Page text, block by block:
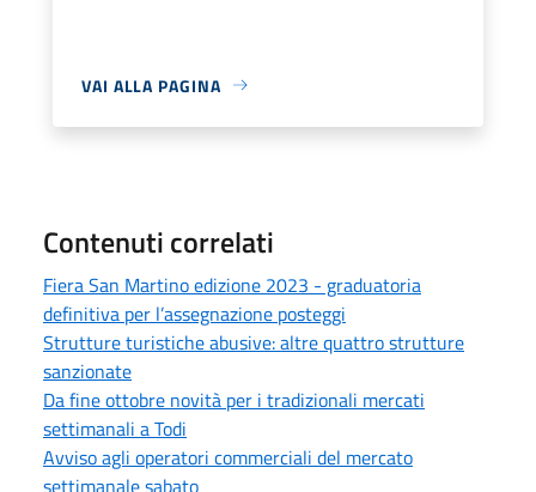
VAI ALLA PAGINA
Contenuti correlati
Fiera San Martino edizione 2023 - graduatoria
definitiva per l’assegnazione posteggi
Strutture turistiche abusive: altre quattro strutture
sanzionate
Da fine ottobre novità per i tradizionali mercati
settimanali a Todi
Avviso agli operatori commerciali del mercato
settimanale sabato